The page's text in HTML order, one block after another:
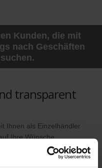
Kunden, die mit
nach Geschäften
transparent
Ihnen als Einzelhändler
Ihre Wünsche